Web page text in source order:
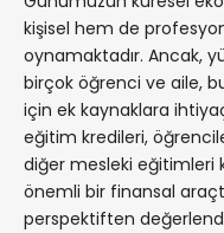
kişisel hem de
oynamaktadır. Ancak,
birçok öğrenci ve aile,
için ek kaynaklara
eğitim kredileri,
diğer mesleki eğitimleri
önemli bir finansal
perspektiften